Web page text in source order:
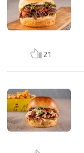
21